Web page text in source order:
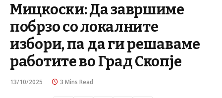
Мицкоски: Да завршиме
побрзо со локалните
избори, па да ги решаваме
работите во Град Скопје
13/10/2025 3 Mins Read